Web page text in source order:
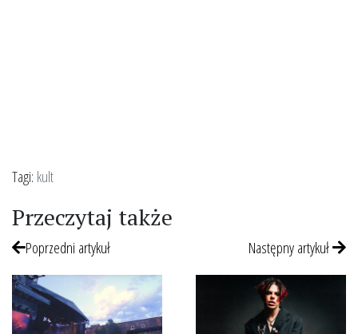
Tagi: kult
Przeczytaj także
Poprzedni artykuł Następny artykuł